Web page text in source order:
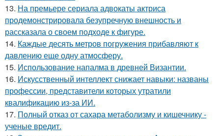
13. На премьере сериала адвокаты актриса
продемонстрировала безупречную внешность и
рассказала о своем подходе к фигуре.
14. Каждые десять метров погружения прибавляют к
давлению еще одну атмосферу.
15. Использование напалма в древней Византии.
16. Искусственный интеллект снижает навыки: названы
профессии, представители которых утратили
квалификацию из-за ИИ.
17. Полный отказ от сахара метаболизму и кишечнику -
ученые вредит.